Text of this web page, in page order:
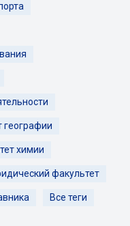
географии
химии
факультет
Все теги